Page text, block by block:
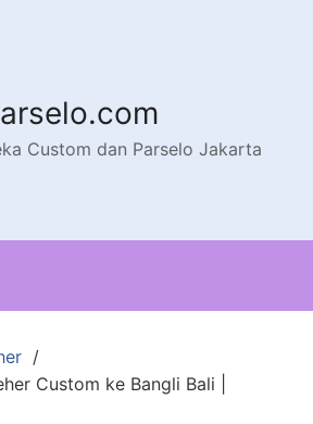
Custom dan Parselo Jakarta
Custom ke Bangli Bali |